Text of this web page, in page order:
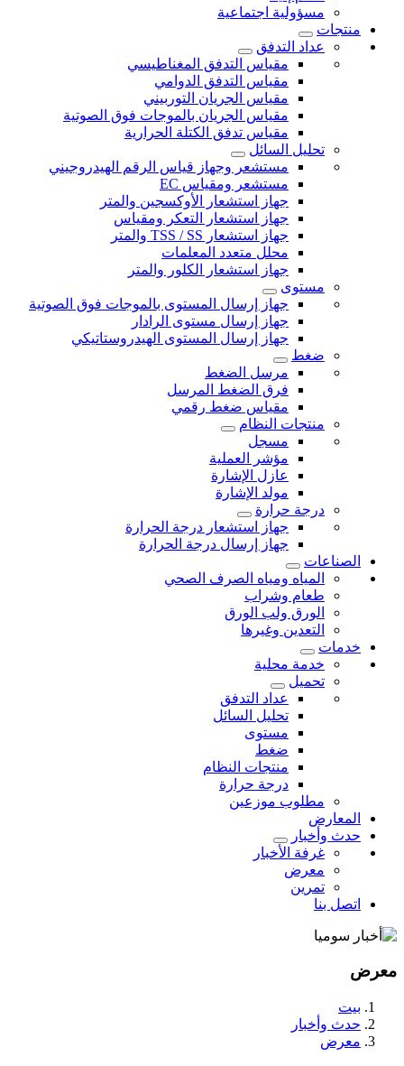
مسؤولية اجتماعية
منتجات
عداد التدفق
مقياس التدفق المغناطيسي
مقياس التدفق الدوامي
مقياس الجريان التوربيني
مقياس الجريان بالموجات فوق الصوتية
مقياس تدفق الكتلة الحرارية
تحليل السائل
مستشعر وجهاز قياس الرقم الهيدروجيني
مستشعر ومقياس EC
جهاز استشعار الأوكسجين والمتر
جهاز استشعار التعكر ومقياس
جهاز استشعار TSS / SS والمتر
محلل متعدد المعلمات
جهاز استشعار الكلور والمتر
مستوى
جهاز إرسال المستوى بالموجات فوق الصوتية
جهاز إرسال مستوى الرادار
جهاز إرسال المستوى الهيدروستاتيكي
ضغط
مرسل الضغط
فرق الضغط المرسل
مقياس ضغط رقمي
منتجات النظام
مسجل
مؤشر العملية
عازل الإشارة
مولد الإشارة
درجة حرارة
جهاز استشعار درجة الحرارة
جهاز إرسال درجة الحرارة
الصناعات
المياه ومياه الصرف الصحي
طعام وشراب
الورق ولب الورق
التعدين وغيرها
خدمات
خدمة محلية
تحميل
عداد التدفق
تحليل السائل
مستوى
ضغط
منتجات النظام
درجة حرارة
مطلوب موزعين
المعارض
حدث وأخبار
غرفة الأخبار
معرض
تمرين
اتصل بنا
معرض
بيت
حدث وأخبار
معرض